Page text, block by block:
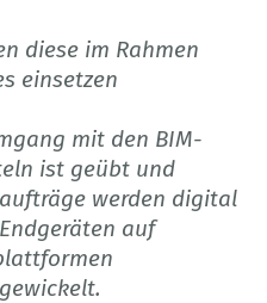
diese im Rahmen
einsetzen
mit den BIM-
ist geübt und
werden digital
auf